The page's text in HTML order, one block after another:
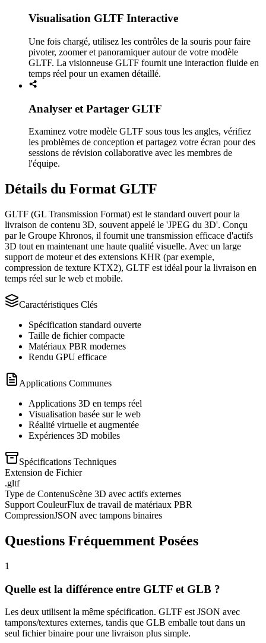
Visualisation GLTF Interactive
Une fois chargé, utilisez les contrôles de la souris pour faire
pivoter, zoomer et panoramiquer autour de votre modèle
GLTF. La visionneuse GLTF fournit une interaction fluide en
temps réel pour un examen détaillé.
Analyser et Partager GLTF
Examinez votre modèle GLTF sous tous les angles, vérifiez
les problèmes de conception et partagez votre écran pour des
sessions de révision collaborative avec les membres de
l'équipe.
Détails du Format GLTF
GLTF (GL Transmission Format) est le standard ouvert pour la
livraison de contenu 3D, souvent appelé le 'JPEG du 3D'. Conçu
par le Groupe Khronos, il fournit une transmission efficace d'actifs
3D tout en maintenant une haute qualité visuelle. Avec un large
support de moteur et des extensions KHR (par exemple,
compression de texture KTX2), GLTF est idéal pour la livraison en
temps réel sur le web et mobile.
Caractéristiques Clés
Spécification standard ouverte
Taille de fichier compacte
Matériaux PBR modernes
Rendu GPU efficace
Applications Communes
Applications 3D en temps réel
Visualisation basée sur le web
Réalité virtuelle et augmentée
Expériences 3D mobiles
Spécifications Techniques
Extension de Fichier
.gltf
Type de ContenuScène 3D avec actifs externes
Support CouleurFlux de travail de matériaux PBR
CompressionJSON avec tampons binaires
Questions Fréquemment Posées
1
Quelle est la différence entre GLTF et GLB ?
Les deux utilisent la même spécification. GLTF est JSON avec
tampons/textures externes, tandis que GLB emballe tout dans un
seul fichier binaire pour une livraison plus simple.